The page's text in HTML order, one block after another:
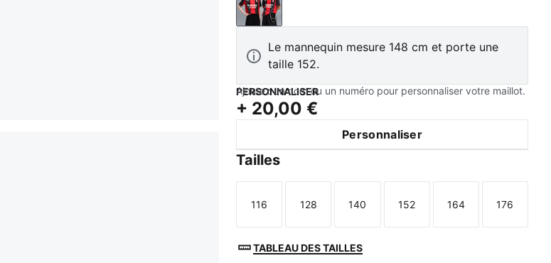
PUMA Black-For All Time Red
Le mannequin mesure 148 cm et porte une
taille 152.
PERSONNALISER
Ajoutez un nom ou un numéro pour personnaliser votre maillot.
+ 20,00 €
Personnaliser
Tailles
Taille
116
Taille
128
Taille
140
Taille
152
Taille
164
Taille
176
TABLEAU DES TAILLES